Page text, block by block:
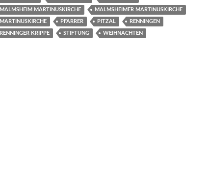
MALMSHEIM MARTINUSKIRCHE MALMSHEIMER MARTINUSKIRCHE
MARTINUSKIRCHE PFARRER PITZAL RENNINGEN
RENNINGER KRIPPE STIFTUNG WEIHNACHTEN